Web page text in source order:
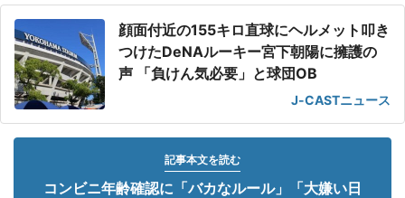
顔面付近の155キロ直球にヘルメット叩き
つけたDeNAルーキー宮下朝陽に擁護の
声 「負けん気必要」と球団OB
J-CASTニュース
記事本文を読む
コンビニ年齢確認に「バカなルール」「大嫌い日